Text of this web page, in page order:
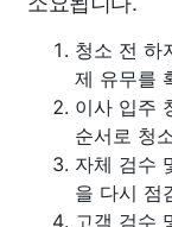
청소 전 하
제 유무를
이사 입주
순서로 청
자체 검수
을 다시 점
고객 검수